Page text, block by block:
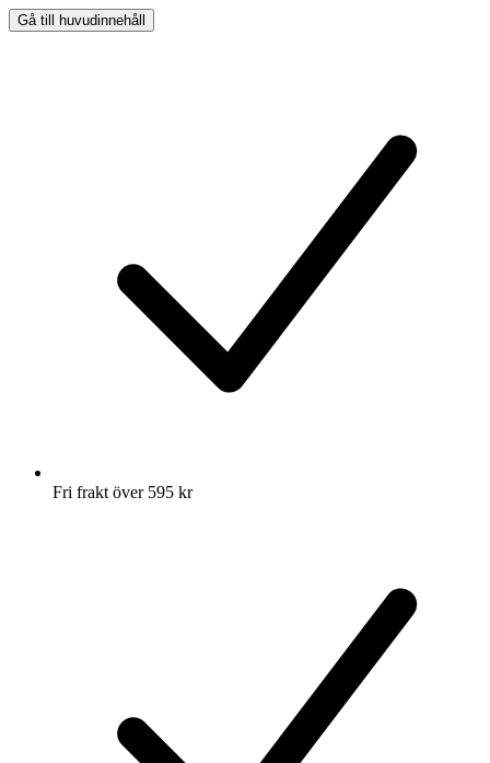
Gå till huvudinnehåll
Fri frakt över 595 kr